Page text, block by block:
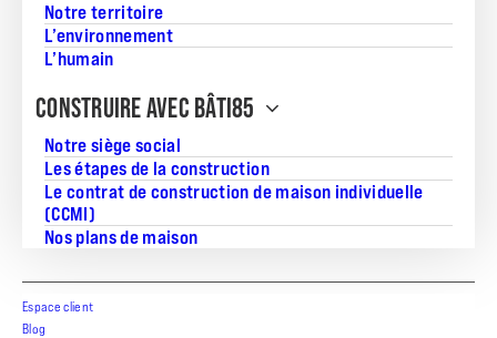
Notre territoire
L’environnement
L’humain
CONSTRUIRE AVEC BÂTI85
Notre siège social
Les étapes de la construction
Le contrat de construction de maison individuelle
(CCMI)
Nos plans de maison
Espace client
Blog
BÂTI85 ACCESS
La qualité BÂTI85, simplement